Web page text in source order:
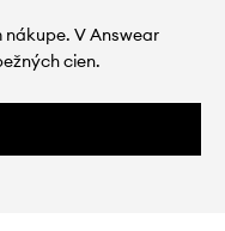
V Answear
cien.